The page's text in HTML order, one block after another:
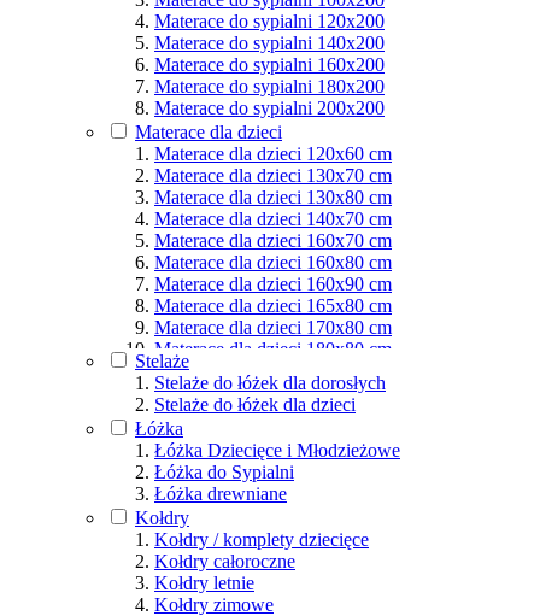
Materace multipocket
Materace premium
Materace dla seniorów
Materace dla par
Materace dla alergików
Materace dla osób aktywnych
Podział wg rozmiarów
Materace do sypialni 120x200
Materace do sypialni 140x200
Materace do sypialni 160x200
Materace do sypialni 180x200
Materace do sypialni 200x200
Materace dla dzieci
Materace dla dzieci 120x60 cm
Materace dla dzieci 130x70 cm
Materace dla dzieci 130x80 cm
Materace dla dzieci 140x70 cm
Materace dla dzieci 160x70 cm
Materace dla dzieci 160x80 cm
Materace dla dzieci 160x90 cm
Materace dla dzieci 165x80 cm
Materace dla dzieci 170x80 cm
Materace dla dzieci 180x80 cm
Materace dla dzieci 180x90 cm
Materace dla dzieci 190x80 cm
Materace dla dzieci 190x90 cm
Materace dla dzieci 200x80 cm
Materace dla dzieci 200x90 cm
Materace dla dzieci 200x100 cm
Materace dla dzieci 200x120 cm
Materace dla dzieci 200x140 cm
Materace dla dzieci 200x160 cm
Materace dla dzieci 200x180 cm
Materace dla dzieci 200x200 cm
Stelaże
Stelaże do łóżek dla dorosłych
Stelaże do łóżek dla dzieci
Łóżka
Łóżka Dziecięce i Młodzieżowe
Łóżka do Sypialni
Łóżka drewniane
Kołdry
Kołdry / komplety dziecięce
Kołdry całoroczne
Kołdry letnie
Kołdry zimowe